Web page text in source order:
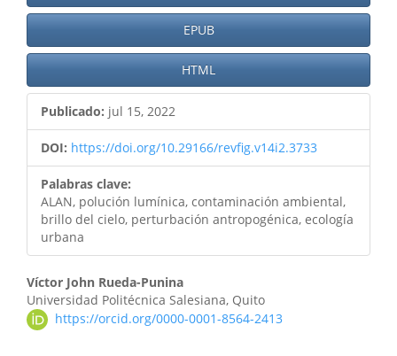
EPUB
HTML
Publicado: jul 15, 2022
DOI: https://doi.org/10.29166/revfig.v14i2.3733
Palabras clave:
ALAN, polución lumínica, contaminación ambiental,
brillo del cielo, perturbación antropogénica, ecología
urbana
Contenido
principal
Víctor John Rueda-Punina
Universidad Politécnica Salesiana, Quito
https://orcid.org/0000-0001-8564-2413